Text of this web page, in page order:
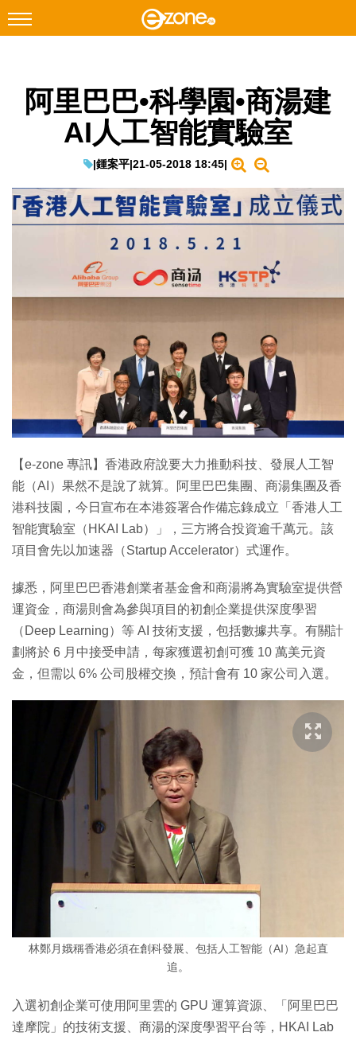
Facebook Instagram
遊戲動漫
教學評測
Enterprise Digital Transformation
阿里巴巴•科學園•商湯建
AI人工智能實驗室
|鍾案平|21-05-2018 18:45|
【e-zone 專訊】香港政府說要大力推動科技、發展人工智
能（AI）果然不是說了就算。阿里巴巴集團、商湯集團及香
港科技園，今日宣布在本港簽署合作備忘錄成立「香港人工
智能實驗室（HKAI Lab）」，三方將合投資逾千萬元。該
項目會先以加速器（Startup Accelerator）式運作。
據悉，阿里巴巴香港創業者基金會和商湯將為實驗室提供營
運資金，商湯則會為參與項目的初創企業提供深度學習
（Deep Learning）等 AI 技術支援，包括數據共享。有關計
劃將於 6 月中接受申請，每家獲選初創可獲 10 萬美元資
金，但需以 6% 公司股權交換，預計會有 10 家公司入選。
林鄭月娥稱香港必須在創科發展、包括人工智能（AI）急起直
追。
入選初創企業可使用阿里雲的 GPU 運算資源、「阿里巴巴
達摩院」的技術支援、商湯的深度學習平台等，HKAI Lab